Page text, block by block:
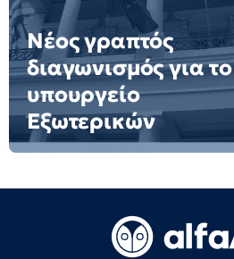
Νέος γραπτός
διαγωνισμός για το
υπουργείο
Εξωτερικών